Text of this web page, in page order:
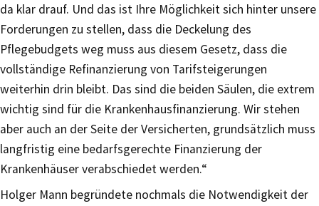
da klar drauf. Und das ist Ihre Möglichkeit sich hinter unsere
Forderungen zu stellen, dass die Deckelung des
Pflegebudgets weg muss aus diesem Gesetz, dass die
vollständige Refinanzierung von Tarifsteigerungen
weiterhin drin bleibt. Das sind die beiden Säulen, die extrem
wichtig sind für die Krankenhausfinanzierung. Wir stehen
aber auch an der Seite der Versicherten, grundsätzlich muss
langfristig eine bedarfsgerechte Finanzierung der
Krankenhäuser verabschiedet werden.“
Holger Mann begründete nochmals die Notwendigkeit der